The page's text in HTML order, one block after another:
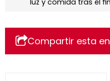
Compartir esta